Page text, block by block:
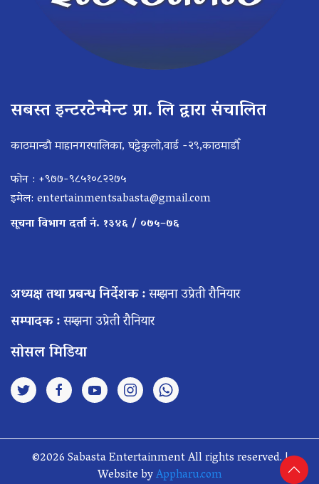
सबस्त इन्टरटेन्मेन्ट प्रा. लि द्वारा संचालित
काठमान्डौ माहानगरपालिका, घट्टेकुलो,वार्ड -२९,काठमाडौँ
फोन : +९७७-९८५१०८२२७५
इमेल: entertainmentsabasta@gmail.com
सूचना विभाग दर्ता नं. १३४६ / ०७५–७६
अध्यक्ष तथा प्रबन्ध निर्देशक :सम्झना उप्रेती रौनियार
सम्पादक :सम्झना उप्रेती रौनियार
सोसल मिडिया
©2026 Sabasta Entertainment All rights reserved. |
Website byAppharu.com